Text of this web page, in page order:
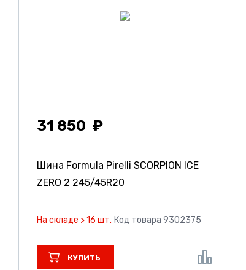
31 850
Шина Formula Pirelli SCORPION ICE
ZERO 2 245/45R20
На складе > 16 шт. Код товара 9302375
КУПИТЬ